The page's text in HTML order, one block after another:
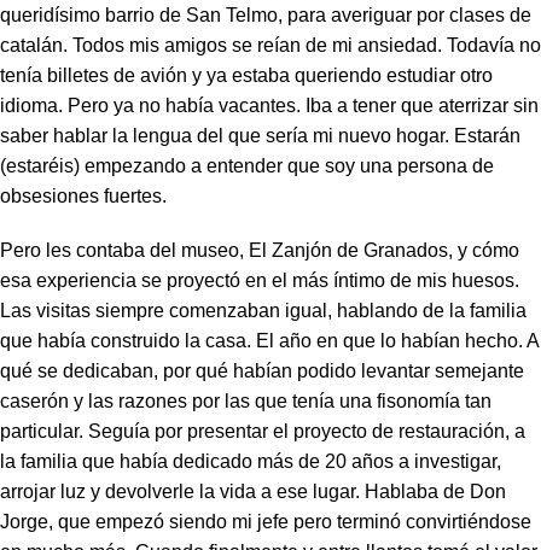
queridísimo barrio de San Telmo, para averiguar por clases de
catalán. Todos mis amigos se reían de mi ansiedad. Todavía no
tenía billetes de avión y ya estaba queriendo estudiar otro
idioma. Pero ya no había vacantes. Iba a tener que aterrizar sin
saber hablar la lengua del que sería mi nuevo hogar. Estarán
(estaréis) empezando a entender que soy una persona de
obsesiones fuertes.
Pero les contaba del museo, El Zanjón de Granados, y cómo
esa experiencia se proyectó en el más íntimo de mis huesos.
Las visitas siempre comenzaban igual, hablando de la familia
que había construido la casa. El año en que lo habían hecho. A
qué se dedicaban, por qué habían podido levantar semejante
caserón y las razones por las que tenía una fisonomía tan
particular. Seguía por presentar el proyecto de restauración, a
la familia que había dedicado más de 20 años a investigar,
arrojar luz y devolverle la vida a ese lugar. Hablaba de Don
Jorge, que empezó siendo mi jefe pero terminó convirtiéndose